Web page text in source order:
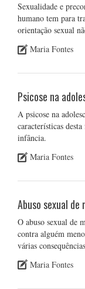
Sexualidade e
humano tem para
orientação sexual
Maria Fontes
Psicose na
A psicose na
características
infância.
Maria Fontes
Abuso sexual de
O abuso sexual de
contra alguém
várias
Maria Fontes